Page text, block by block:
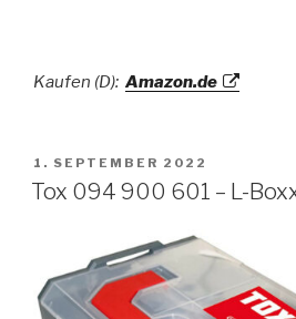
Kaufen (D): Amazon.de
VERÖFFENTLICHT
AM
1. SEPTEMBER 2022
Tox 094 900 601 – L-